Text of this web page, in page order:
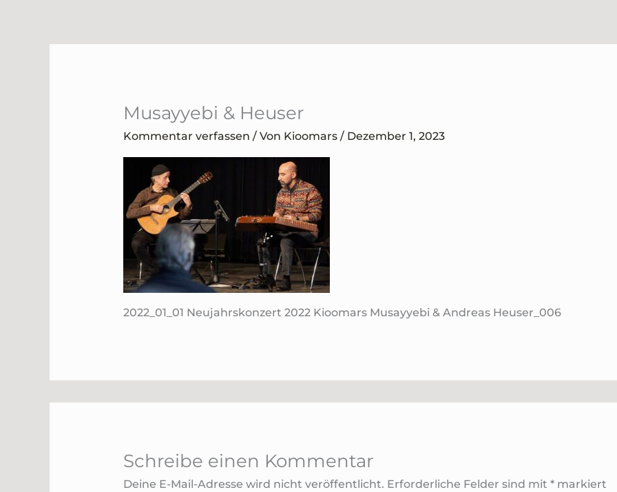
Musayyebi & Heuser
Kommentar verfassen / Von Kioomars / Dezember 1, 2023
2022_01_01 Neujahrskonzert 2022 Kioomars Musayyebi & Andreas Heuser_006
Schreibe einen Kommentar
Deine E-Mail-Adresse wird nicht veröffentlicht. Erforderliche Felder sind mit *markiert